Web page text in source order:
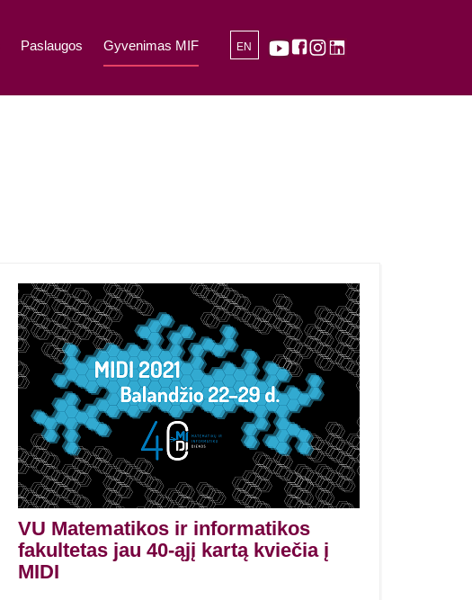
Paslaugos Gyvenimas MIF EN
VU Matematikos ir informatikos
fakultetas jau 40-ąjį kartą kviečia į
MIDI